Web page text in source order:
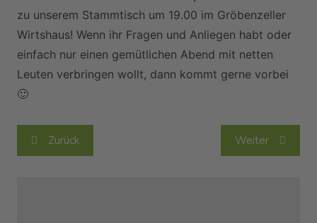
zu unserem Stammtisch um 19.00 im Gröbenzeller
Wirtshaus! Wenn ihr Fragen und Anliegen habt oder
einfach nur einen gemütlichen Abend mit netten
Leuten verbringen wollt, dann kommt gerne vorbei
🙂
Beitragsnavigation
Zurück Weiter